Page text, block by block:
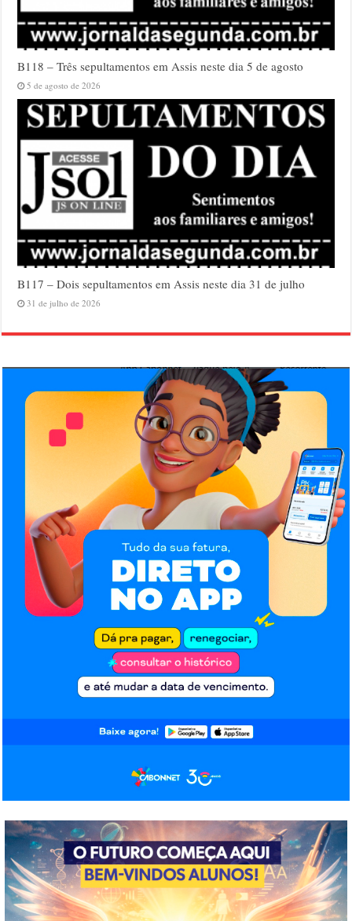
B118 – Três sepultamentos em Assis neste dia 5 de agosto
5 de agosto de 2026
B117 – Dois sepultamentos em Assis neste dia 31 de julho
31 de julho de 2026